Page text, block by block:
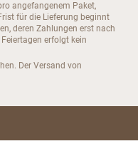
angefangenem Paket,
für die Lieferung beginnt
deren Zahlungen erst nach
erfolgt kein
Der Versand von